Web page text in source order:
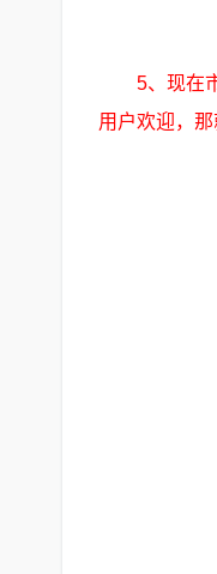
5、现在
用户欢迎，